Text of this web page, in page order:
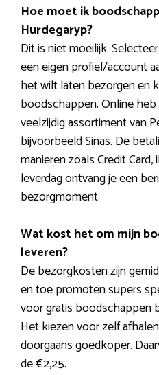
Hoe moet ik
Hurdegaryp?
Dit is niet moeilijk.
een eigen profiel/account
het wilt laten bezorgen en
boodschappen. Online
veelzijdig assortiment van
bijvoorbeeld Sinas. De
manieren zoals Credit Card,
leverdag ontvang je een
bezorgmoment.
Wat kost het om mijn
leveren?
De bezorgkosten zijn
en toe promoten supers
voor gratis boodschappen
Het kiezen voor zelf
doorgaans goedkoper.
de €2,25.